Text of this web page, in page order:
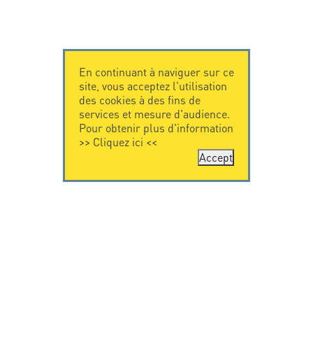
En continuant à naviguer sur ce
site, vous acceptez l'utilisation
des cookies à des fins de
services et mesure d'audience.
Pour obtenir plus d'information
>> Cliquez ici <<
Accept